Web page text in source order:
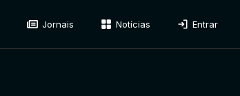
Jornais Notícias Entrar